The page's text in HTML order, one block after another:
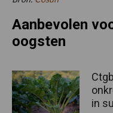
Aanbevolen
oogsten
in